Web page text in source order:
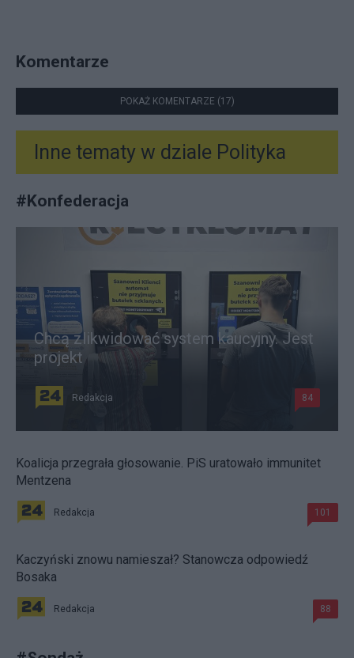
Komentarze
POKAŻ KOMENTARZE (17)
Inne tematy w dziale Polityka
#Konfederacja
Chcą zlikwidować system kaucyjny. Jest
projekt
Redakcja 84
Koalicja przegrała głosowanie. PiS uratowało immunitet
Mentzena
Redakcja 101
Kaczyński znowu namieszał? Stanowcza odpowiedź
Bosaka
Redakcja 88